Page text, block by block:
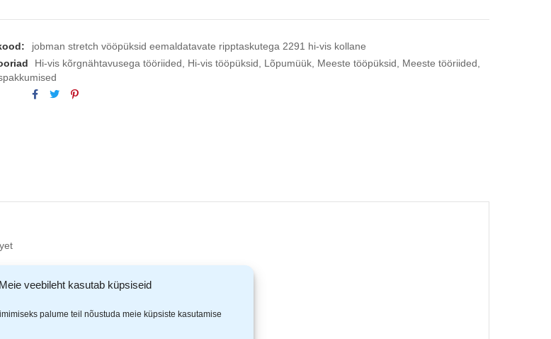
Meie veebileht kasutab küpsiseid
palume teil nõustuda meie küpsiste kasutamise
jobman stretch vööpüksid eemaldatavate ripptaskutega 2291 hi-vis kollane
Hi-vis kõrgnähtavusega tööriided, Hi-vis tööpüksid, Lõpumüük, Meeste tööpüksid, Meeste tööriided,